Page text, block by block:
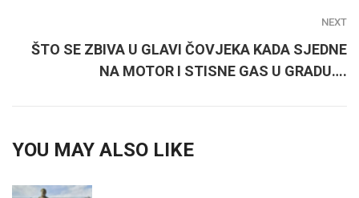
NEXT
ŠTO SE ZBIVA U GLAVI ČOVJEKA KADA SJEDNE
NA MOTOR I STISNE GAS U GRADU….
YOU MAY ALSO LIKE